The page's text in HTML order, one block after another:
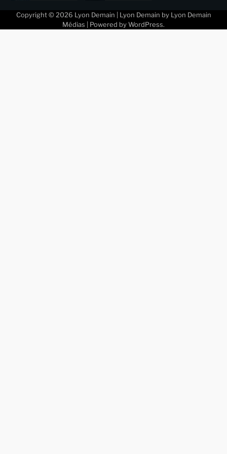
Copyright © 2026 Lyon Demain | Lyon Demain by Lyon Demain
Médias | Powered by WordPress.